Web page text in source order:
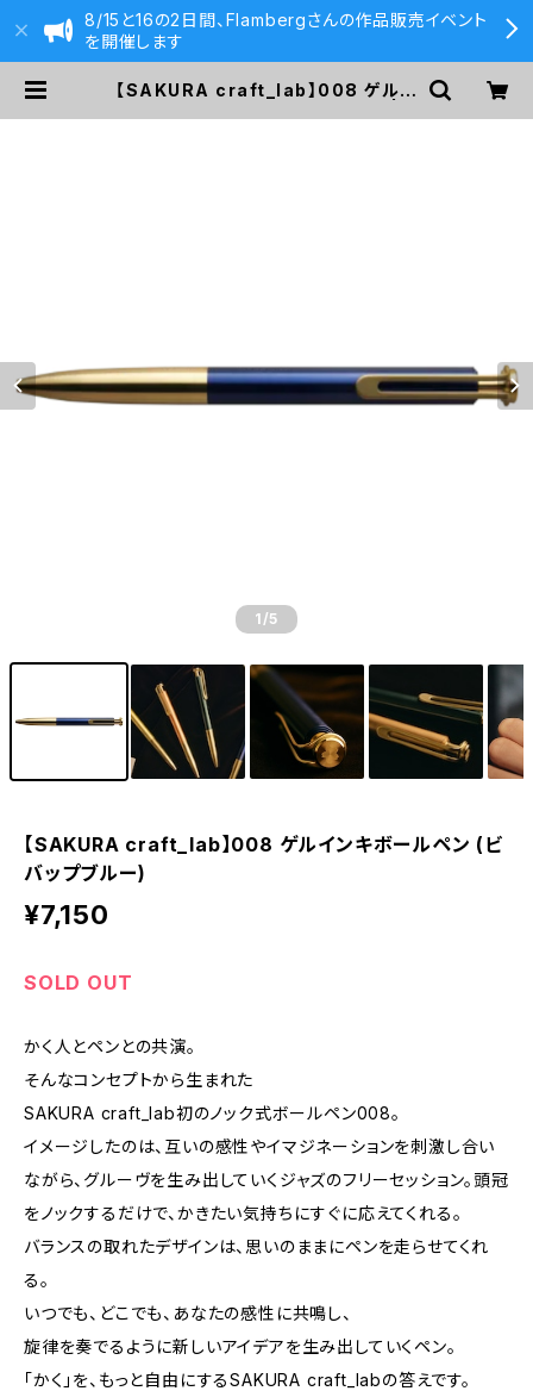
8/15と16の2日間、Flambergさんの作品販売イベント
を開催します
【SAKURA craft_lab】008 ゲルイ
1 /5
【SAKURA craft_lab】008 ゲルインキボールペン (ビ
バップブルー)
¥7,150
SOLD OUT
かく人とペンとの共演。
そんなコンセプトから生まれた
SAKURA craft_lab初のノック式ボールペン008。
イメージしたのは、互いの感性やイマジネーションを刺激し合い
ながら、グルーヴを生み出していくジャズのフリーセッション。頭冠
をノックするだけで、かきたい気持ちにすぐに応えてくれる。
バランスの取れたデザインは、思いのままにペンを走らせてくれ
る。
いつでも、どこでも、あなたの感性に共鳴し、
旋律を奏でるように新しいアイデアを生み出していくペン。
「かく」を、もっと自由にするSAKURA craft_labの答えです。